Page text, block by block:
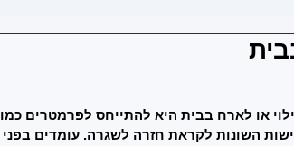
או לארח בבית היא להתייחס לפרמטרים כמו
השונות לקראת חזרה לשגרה. עומדים בפני